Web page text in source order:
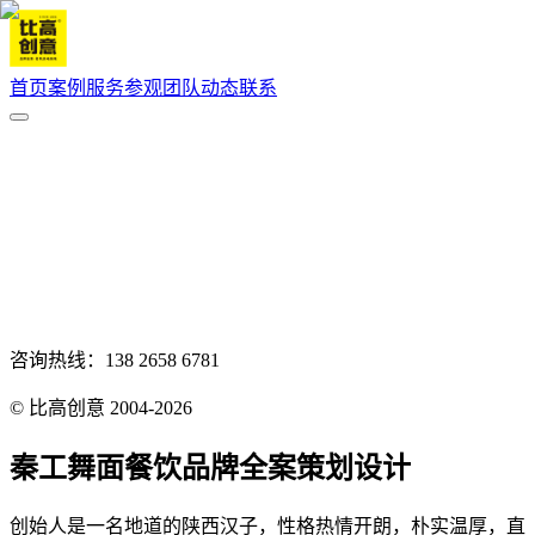
首页案例 服务参观团队动态联系
咨询热线：138 2658 6781
© 比高创意 2004-2026
秦工舞面餐饮品牌全案策划设计
创始人是一名地道的陕西汉子，性格热情开朗，朴实温厚，直